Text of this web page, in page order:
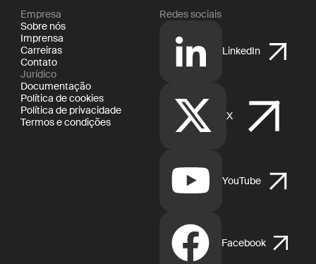
Empresa
Sobre nós
Imprensa
Carreiras
Contato
Jurídico
Documentação
Política de cookies
Política de privacidade
Termos e condições
Redes sociais
LinkedIn
X
YouTube
Facebook